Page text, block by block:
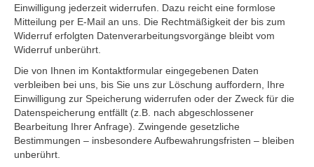
Einwilligung jederzeit widerrufen. Dazu reicht eine formlose
Mitteilung per E-Mail an uns. Die Rechtmäßigkeit der bis zum
Widerruf erfolgten Datenverarbeitungsvorgänge bleibt vom
Widerruf unberührt.
Die von Ihnen im Kontaktformular eingegebenen Daten
verbleiben bei uns, bis Sie uns zur Löschung auffordern, Ihre
Einwilligung zur Speicherung widerrufen oder der Zweck für die
Datenspeicherung entfällt (z.B. nach abgeschlossener
Bearbeitung Ihrer Anfrage). Zwingende gesetzliche
Bestimmungen – insbesondere Aufbewahrungsfristen – bleiben
unberührt.